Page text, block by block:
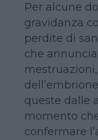
Per alcune
gravidanza
perdite di
che
queste dalle
momento
confermare